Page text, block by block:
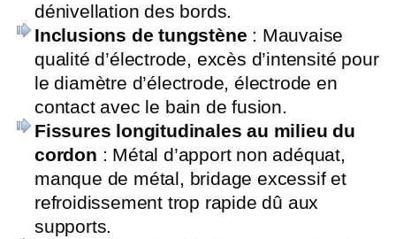
dénivellation des bords.
Inclusions de tungstène : Mauvaise
qualité d’électrode, excès d’intensité pour
le diamètre d’électrode, électrode en
contact avec le bain de fusion.
Fissures longitudinales au milieu du
cordon : Métal d’apport non adéquat,
manque de métal, bridage excessif et
refroidissement trop rapide dû aux
supports.